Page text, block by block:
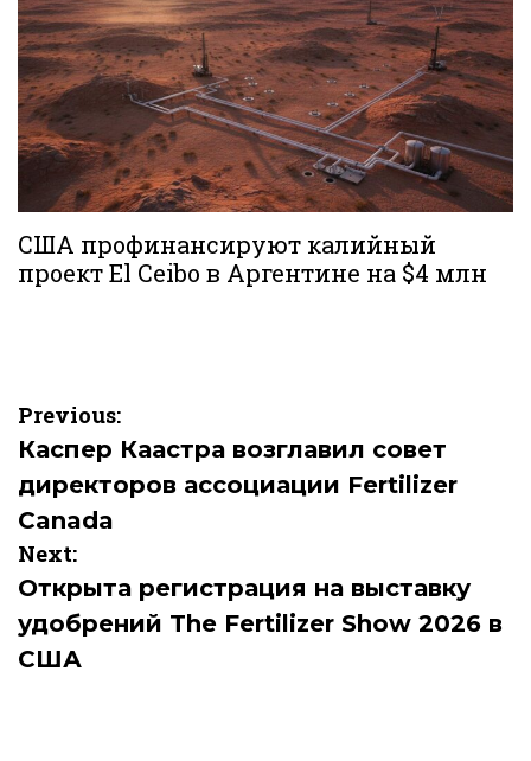
США профинансируют калийный
проект El Ceibo в Аргентине на $4 млн
Навигация
по
записям
Previous:
Каспер Каастра возглавил совет
директоров ассоциации Fertilizer
Canada
Next:
Открыта регистрация на выставку
удобрений The Fertilizer Show 2026 в
США